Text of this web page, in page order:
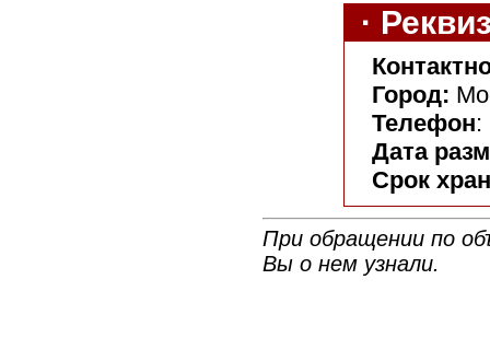
·
Город:
Телефон:
Дата
Срок
При обращении по
Вы о нем узнали.